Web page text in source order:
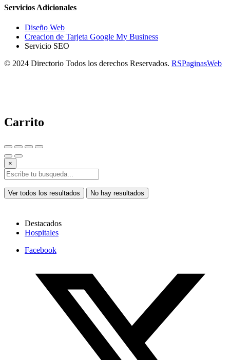
Servicios Adicionales
Diseño Web
Creacion de Tarjeta Google My Business
Servicio SEO
© 2024 Directorio Todos los derechos Reservados. RSPaginasWeb
Carrito
×
Ver todos los resultados No hay resultados
Destacados
Hospitales
Facebook